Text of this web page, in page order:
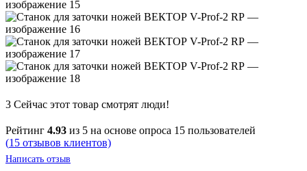
3 Сейчас этот товар смотрят люди!
Рейтинг 4.93 из 5 на основе опроса 15 пользователей
(15 отзывов клиентов)
Написать отзыв